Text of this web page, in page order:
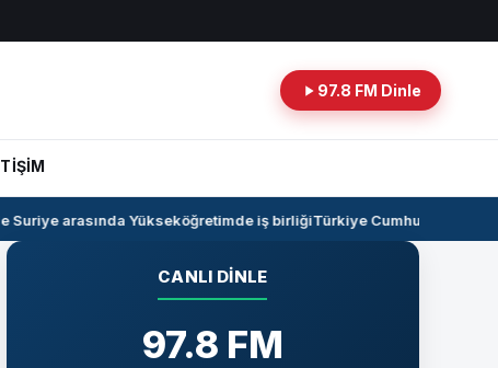
97.8 FM Dinle
arasında Yükseköğretimde iş birliğiTürkiye Cumhuriyeti -Irak
CANLI DINLE
97.8 FM